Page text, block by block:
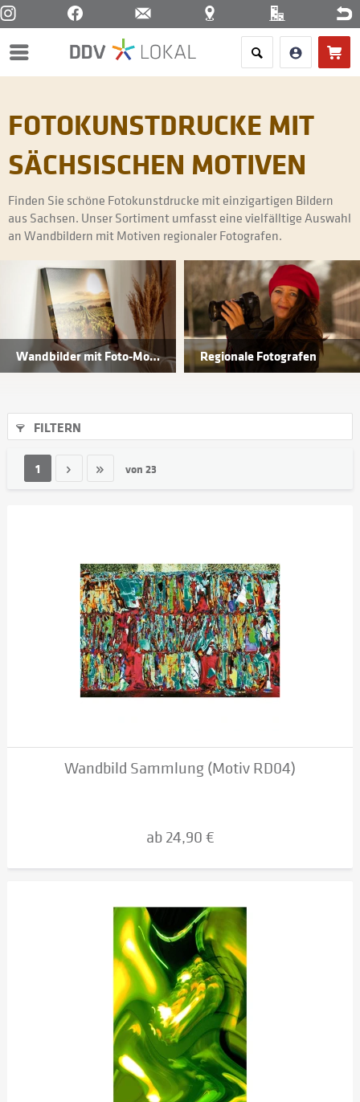
Menü
FOTOKUNSTDRUCKE MIT
SÄCHSISCHEN MOTIVEN
Finden Sie schöne Fotokunstdrucke mit einzigartigen Bildern
aus Sachsen. Unser Sortiment umfasst eine vielfälltige Auswahl
an Wandbildern mit Motiven regionaler Fotografen.
Wandbilder mit Foto-Motiv Regionale Fotografen
FILTERN
1 von 23
Wandbild Sammlung (Motiv RD04)
ab 24,90 €